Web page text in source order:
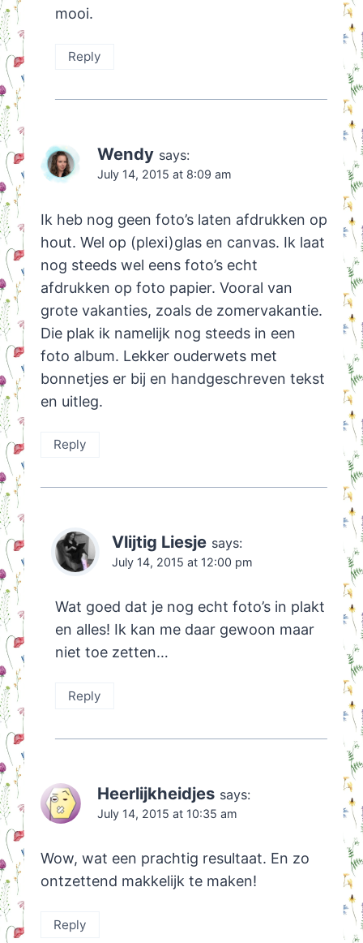
mooi.
Reply
Wendy says:
July 14, 2015 at 8:09 am
Ik heb nog geen foto’s laten afdrukken op
hout. Wel op (plexi)glas en canvas. Ik laat
nog steeds wel eens foto’s echt
afdrukken op foto papier. Vooral van
grote vakanties, zoals de zomervakantie.
Die plak ik namelijk nog steeds in een
foto album. Lekker ouderwets met
bonnetjes er bij en handgeschreven tekst
en uitleg.
Reply
Vlijtig Liesje says:
July 14, 2015 at 12:00 pm
Wat goed dat je nog echt foto’s in plakt
en alles! Ik kan me daar gewoon maar
niet toe zetten…
Reply
Heerlijkheidjes says:
July 14, 2015 at 10:35 am
Wow, wat een prachtig resultaat. En zo
ontzettend makkelijk te maken!
Reply